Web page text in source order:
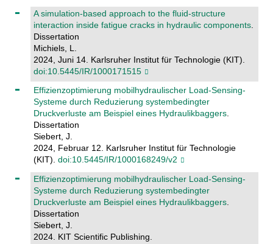
A simulation-based approach to the fluid-structure
interaction inside fatigue cracks in hydraulic components.
Dissertation
Michiels, L.
2024, Juni 14. Karlsruher Institut für Technologie (KIT).
doi:10.5445/IR/1000171515
Effizienzoptimierung mobilhydraulischer Load-Sensing-
Systeme durch Reduzierung systembedingter
Druckverluste am Beispiel eines Hydraulikbaggers.
Dissertation
Siebert, J.
2024, Februar 12. Karlsruher Institut für Technologie
(KIT). doi:10.5445/IR/1000168249/v2
Effizienzoptimierung mobilhydraulischer Load-Sensing-
Systeme durch Reduzierung systembedingter
Druckverluste am Beispiel eines Hydraulikbaggers.
Dissertation
Siebert, J.
2024. KIT Scientific Publishing.